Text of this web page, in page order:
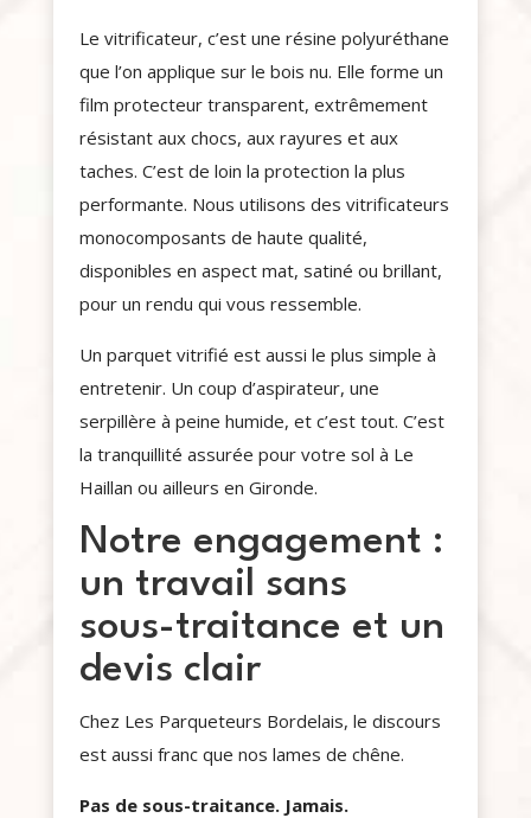
Le vitrificateur, c’est une résine polyuréthane
que l’on applique sur le bois nu. Elle forme un
film protecteur transparent, extrêmement
résistant aux chocs, aux rayures et aux
taches. C’est de loin la protection la plus
performante. Nous utilisons des vitrificateurs
monocomposants de haute qualité,
disponibles en aspect mat, satiné ou brillant,
pour un rendu qui vous ressemble.
Un parquet vitrifié est aussi le plus simple à
entretenir. Un coup d’aspirateur, une
serpillère à peine humide, et c’est tout. C’est
la tranquillité assurée pour votre sol à Le
Haillan ou ailleurs en Gironde.
Notre engagement :
un travail sans
sous-traitance et un
devis clair
Chez Les Parqueteurs Bordelais, le discours
est aussi franc que nos lames de chêne.
Pas de sous-traitance. Jamais.